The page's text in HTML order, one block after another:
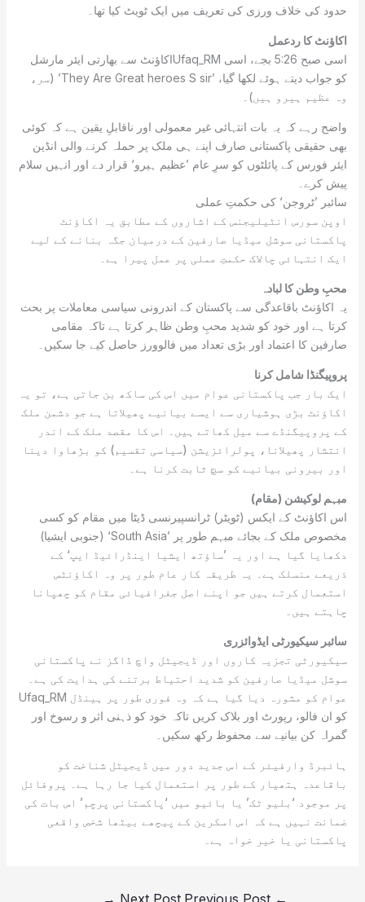
حدود کی خلاف ورزی کی تعریف میں ایک ٹویٹ کیا تھا۔
اکاؤنٹ کا ردعمل
اسی صبح 5:26 بجے، اسی Ufaq_RMاکاؤنٹ سے بھارتی ایئر مارشل
کو جواب دیتے ہوئے لکھا گیا، ’They Are Great heroes S sir’ (سر،
وہ عظیم ہیرو ہیں)۔
واضح رہے کہ یہ بات انتہائی غیر معمولی اور ناقابلِ یقین ہے کہ کوئی
بھی حقیقی پاکستانی صارف اپنے ہی ملک پر حملہ کرنے والی انڈین
ایئر فورس کے پائلٹوں کو سرِ عام ’عظیم ہیرو‘ قرار دے اور انہیں سلام
پیش کرے۔
سائبر ’ٹروجن‘ کی حکمتِ عملی
اوپن سورس انٹیلیجنس کے اشاروں کے مطابق یہ اکاؤنٹ
پاکستانی سوشل میڈیا صارفین کے درمیان جگہ بنانے کے لیے
ایک انتہائی چالاک حکمتِ عملی پر عمل پیرا ہے۔
محبِ وطن کا لبادہ
یہ اکاؤنٹ باقاعدگی سے پاکستان کے اندرونی سیاسی معاملات پر بحث
کرتا ہے اور خود کو شدید محبِ وطن ظاہر کرتا ہے تاکہ مقامی
صارفین کا اعتماد اور بڑی تعداد میں فالوورز حاصل کیے جا سکیں۔
پروپیگنڈا شامل کرنا
ایک بار جب پاکستانی عوام میں اس کی ساکھ بن جاتی ہے، تو یہ
اکاؤنٹ بڑی ہوشیاری سے ایسے بیانیے پھیلاتا ہے جو دشمن ملک
کے پروپیگنڈے سے میل کھاتے ہیں۔ اس کا مقصد ملک کے اندر
انتشار پھیلانا، پولرائزیشن (سیاسی تقسیم) کو بڑھاوا دینا
اور بیرونی بیانیے کو سچ ثابت کرنا ہے۔
مبہم لوکیشن (مقام)
اس اکاؤنٹ کے ایکس (ٹویٹر) ٹرانسپیرنسی ڈیٹا میں مقام کو کسی
مخصوص ملک کے بجائے مبہم طور پر ’South Asia‘ (جنوبی ایشیا)
دکھایا گیا ہے اور یہ ’ساؤتھ ایشیا اینڈرائیڈ ایپ‘ کے
ذریعے منسلک ہے۔ یہ طریقہ کار عام طور پر وہ اکاؤنٹس
استعمال کرتے ہیں جو اپنے اصل جغرافیائی مقام کو چھپانا
چاہتے ہیں۔
سائبر سیکیورٹی ایڈوائزری
سیکیورٹی تجزیہ کاروں اور ڈیجیٹل واچ ڈاگز نے پاکستانی
سوشل میڈیا صارفین کو شدید احتیاط برتنے کی ہدایت کی ہے۔
عوام کو مشورہ دیا گیا ہے کہ وہ فوری طور پر ہینڈل Ufaq_RM
کو ان فالو، رپورٹ اور بلاک کریں تاکہ خود کو ذہنی اثر و رسوخ اور
گمراہ کن بیانیے سے محفوظ رکھ سکیں۔
ہائبرڈ وارفیئر کے اس جدید دور میں ڈیجیٹل شناخت کو
باقاعدہ ہتھیار کے طور پر استعمال کیا جا رہا ہے۔ پروفائل
پر موجود ‘بلیو ٹک’ یا بائیو میں ‘پاکستانی پرچم’ اس بات کی
ضمانت نہیں ہے کہ اس اسکرین کے پیچھے بیٹھا شخص واقعی
پاکستانی یا خیر خواہ ہے۔